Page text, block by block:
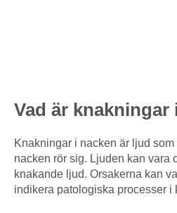
Vad är knakningar
Knakningar i nacken är ljud
nacken rör sig. Ljuden kan vara
knakande ljud. Orsakerna kan
indikera patologiska processer i